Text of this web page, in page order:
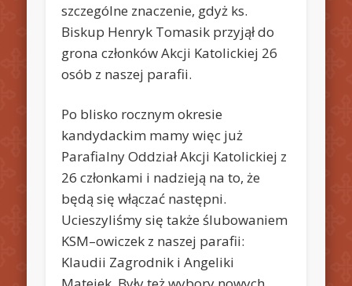
szczególne znaczenie, gdyż ks.
Biskup Henryk Tomasik przyjął do
grona członków Akcji Katolickiej 26
osób z naszej parafii.
Po blisko rocznym okresie
kandydackim mamy więc już
Parafialny Oddział Akcji Katolickiej z
26 członkami i nadzieją na to, że
będą się włączać następni.
Ucieszyliśmy się także ślubowaniem
KSM–owiczek z naszej parafii:
Klaudii Zagrodnik i Angeliki